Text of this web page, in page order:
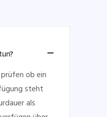
ob ein
steht
als